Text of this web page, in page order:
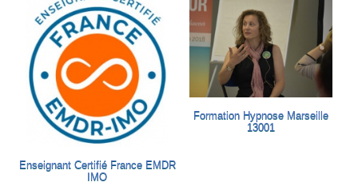
Enseignant Certifié France EMDR
IMO
Formation Hypnose Marseille
13001